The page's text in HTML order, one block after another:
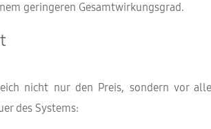
geringeren Gesamtwirkungsgrad.
nicht nur den Preis, sondern vor
des Systems: